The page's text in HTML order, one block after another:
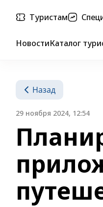
Туристам
НовостиКаталог
Назад
29 ноября 2024, 12:54